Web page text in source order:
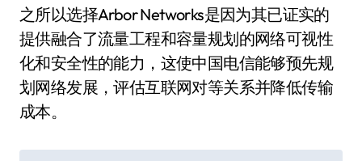
之所以选择Arbor Networks是因为其已证实的
提供融合了流量工程和容量规划的网络可视性
化和安全性的能力，这使中国电信能够预先规
划网络发展，评估互联网对等关系并降低传输
成本。